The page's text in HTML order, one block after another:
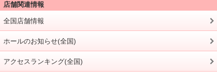
店舗関連情報
全国店舗情報
ホールのお知らせ(全国)
アクセスランキング(全国)